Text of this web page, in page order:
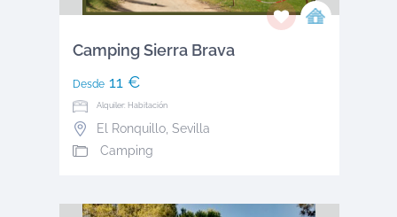
Camping Sierra Brava
Desde11 €
Alquiler: Habitación
El Ronquillo, Sevilla
Camping